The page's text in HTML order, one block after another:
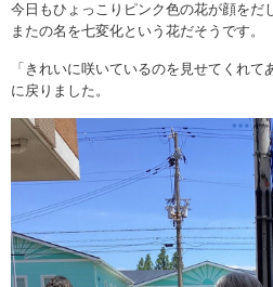
今日もひょっこりピンク色の花が顔をだ
またの名を七変化という花だそうです。
「きれいに咲いているのを見せてくれ
に戻りました。